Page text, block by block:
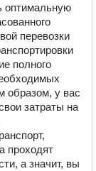
оптимальную
перевозки
полного
образом, у вас
затраты на
проходят
а значит, вы